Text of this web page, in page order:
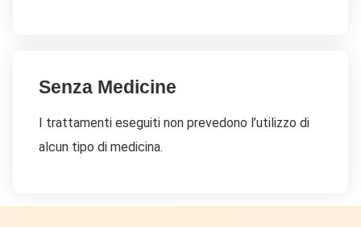
Senza Medicine
I trattamenti eseguiti non prevedono l’utilizzo di
alcun tipo di medicina.